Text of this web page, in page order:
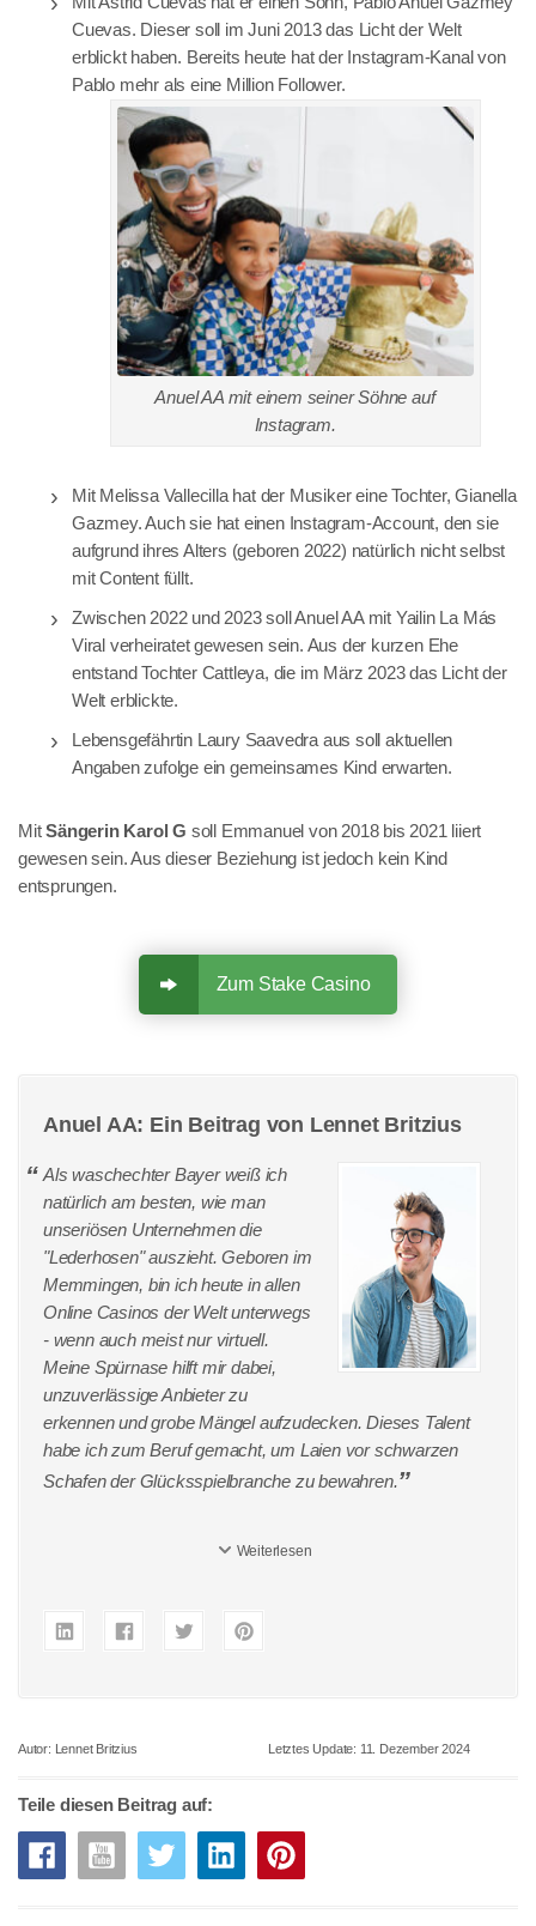
Cuevas. Dieser soll im Juni 2013 das Licht der Welt
erblickt haben. Bereits heute hat der Instagram-Kanal von
Pablo mehr als eine Million Follower.
Anuel AA mit einem seiner Söhne auf
Instagram.
Mit Melissa Vallecilla hat der Musiker eine Tochter, Gianella
Gazmey. Auch sie hat einen Instagram-Account, den sie
aufgrund ihres Alters (geboren 2022) natürlich nicht selbst
mit Content füllt.
Zwischen 2022 und 2023 soll Anuel AA mit Yailin La Más
Viral verheiratet gewesen sein. Aus der kurzen Ehe
entstand Tochter Cattleya, die im März 2023 das Licht der
Welt erblickte.
Lebensgefährtin Laury Saavedra aus soll aktuellen
Angaben zufolge ein gemeinsames Kind erwarten.
MitSängerin Karol G soll Emmanuel von 2018 bis 2021 liiert
gewesen sein. Aus dieser Beziehung ist jedoch kein Kind
entsprungen.
Zum Stake Casino
Anuel AA: Ein Beitrag von Lennet Britzius
Als waschechter Bayer weiß ich
natürlich am besten, wie man
unseriösen Unternehmen die
"Lederhosen" auszieht. Geboren im
Memmingen, bin ich heute in allen
Online Casinos der Welt unterwegs
- wenn auch meist nur virtuell.
Meine Spürnase hilft mir dabei,
unzuverlässige Anbieter zu
erkennen und grobe Mängel aufzudecken. Dieses Talent
habe ich zum Beruf gemacht, um Laien vor schwarzen
Schafen der Glücksspielbranche zu bewahren.
Weiterlesen
Autor: Lennet Britzius Letztes Update: 11. Dezember 2024
Teile diesen Beitrag auf: